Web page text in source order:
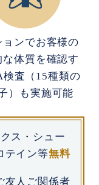
ョンでお客様の
な体質を確認す
検査（15種類の
）も実施可能
ス・シュー
テイン等無料
友人ご関係者